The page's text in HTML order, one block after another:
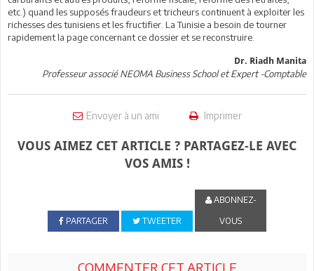
etc.) quand les supposés fraudeurs et tricheurs continuent à exploiter les
richesses des tunisiens et les fructifier. La Tunisie a besoin de tourner
rapidement la page concernant ce dossier et se reconstruire.
Dr. Riadh Manita
Professeur associé NEOMA Business School et Expert -Comptable
Envoyer à un ami Imprimer
VOUS AIMEZ CET ARTICLE ? PARTAGEZ-LE AVEC
VOS AMIS !
PARTAGER TWEETER
ABONNEZ-
VOUS
COMMENTER CET ARTICLE